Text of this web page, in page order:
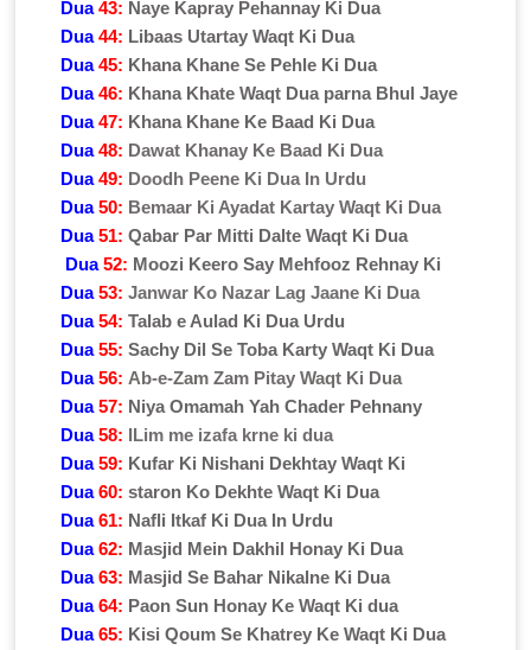
Dua 43: Naye Kapray Pehannay Ki Dua
Dua 44: Libaas Utartay Waqt Ki Dua
Dua 45: Khana Khane Se Pehle Ki Dua
Dua 46: Khana Khate Waqt Dua parna Bhul Jaye
Dua 47: Khana Khane Ke Baad Ki Dua
Dua 48: Dawat Khanay Ke Baad Ki Dua
Dua 49: Doodh Peene Ki Dua In Urdu
Dua 50: Bemaar Ki Ayadat Kartay Waqt Ki Dua
Dua 51: Qabar Par Mitti Dalte Waqt Ki Dua
Dua 52: Moozi Keero Say Mehfooz Rehnay Ki
Dua 53: Janwar Ko Nazar Lag Jaane Ki Dua
Dua 54: Talab e Aulad Ki Dua Urdu
Dua 55: Sachy Dil Se Toba Karty Waqt Ki Dua
Dua 56: Ab-e-Zam Zam Pitay Waqt Ki Dua
Dua 57: Niya Omamah Yah Chader Pehnany
Dua 58: ILim me izafa krne ki dua
Dua 59: Kufar Ki Nishani Dekhtay Waqt Ki
Dua 60: staron Ko Dekhte Waqt Ki Dua
Dua 61: Nafli Itkaf Ki Dua In Urdu
Dua 62: Masjid Mein Dakhil Honay Ki Dua
Dua 63: Masjid Se Bahar Nikalne Ki Dua
Dua 64: Paon Sun Honay Ke Waqt Ki dua
Dua 65: Kisi Qoum Se Khatrey Ke Waqt Ki Dua